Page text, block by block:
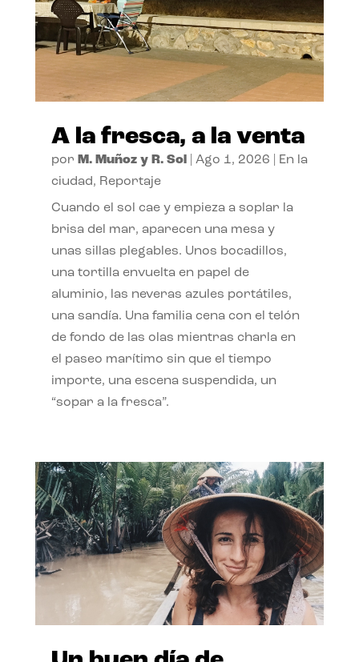
A la fresca, a la venta
por M. Muñoz y R. Sol| Ago 1, 2026
En la
ciudad, Reportaje
Cuando el sol cae y empieza a soplar la
brisa del mar, aparecen una mesa y
unas sillas plegables. Unos bocadillos,
una tortilla envuelta en papel de
aluminio, las neveras azules portátiles,
una sandía. Una familia cena con el telón
de fondo de las olas mientras charla en
el paseo marítimo sin que el tiempo
importe, una escena suspendida, un
“sopar a la fresca”.